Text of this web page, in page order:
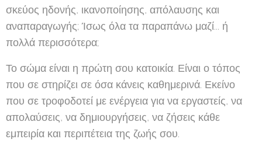
σκεύος ηδονής, ικανοποίησης, απόλαυσης και
αναπαραγωγής; Ίσως όλα τα παραπάνω μαζί... ή
πολλά περισσότερα;
Το σώμα είναι η πρώτη σου κατοικία. Είναι ο τόπος
που σε στηρίζει σε όσα κάνεις καθημερινά. Εκείνο
που σε τροφοδοτεί με ενέργεια για να εργαστείς, να
απολαύσεις, να δημιουργήσεις, να ζήσεις κάθε
εμπειρία και περιπέτεια της ζωής σου.